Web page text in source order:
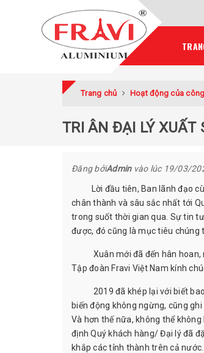
Trang chủ Hoạt động của
TRI ÂN ĐẠI LÝ XUẤT
Đăng bởiAdmin vào lúc19/03/
Lời đầu tiên, Ban lãnh đạo
chân thành và sâu sắc nhất tới
trong suốt thời gian qua. Sự tin
được, đó cũng là mục tiêu chúng
Xuân mới đã đến hân hoan,
Tập đoàn Fravi Việt Nam kính
2019 đã khép lại với biết bao
biến động không ngừng, cũng
Và hơn thế nữa, không thể
định Quý khách hàng/ Đại lý đã
khắp các tỉnh thành trên cả nước.